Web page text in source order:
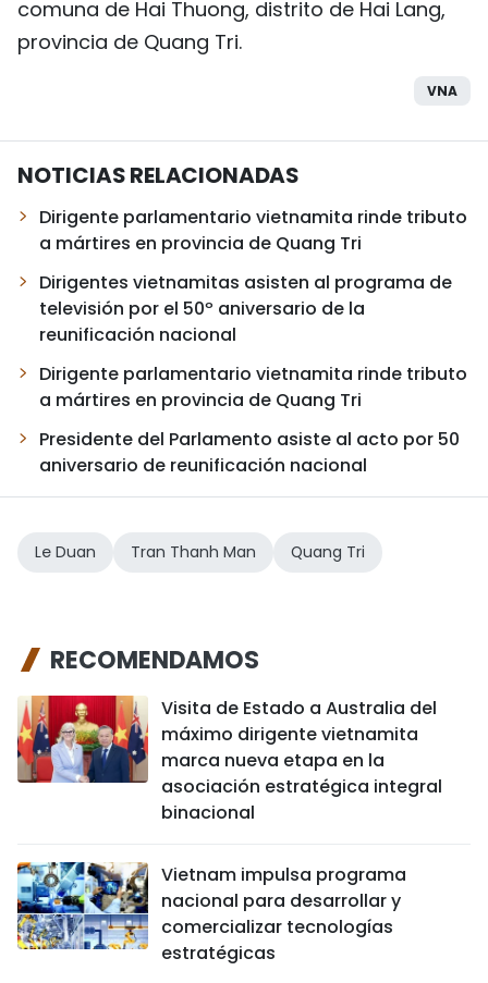
comuna de Hai Thuong, distrito de Hai Lang,
provincia de Quang Tri.
VNA
NOTICIAS RELACIONADAS
Dirigente parlamentario vietnamita rinde tributo
a mártires en provincia de Quang Tri
Dirigentes vietnamitas asisten al programa de
televisión por el 50º aniversario de la
reunificación nacional
Dirigente parlamentario vietnamita rinde tributo
a mártires en provincia de Quang Tri
Presidente del Parlamento asiste al acto por 50
aniversario de reunificación nacional
Le Duan Tran Thanh Man Quang Tri
RECOMENDAMOS
Visita de Estado a Australia del
máximo dirigente vietnamita
marca nueva etapa en la
asociación estratégica integral
binacional
Vietnam impulsa programa
nacional para desarrollar y
comercializar tecnologías
estratégicas